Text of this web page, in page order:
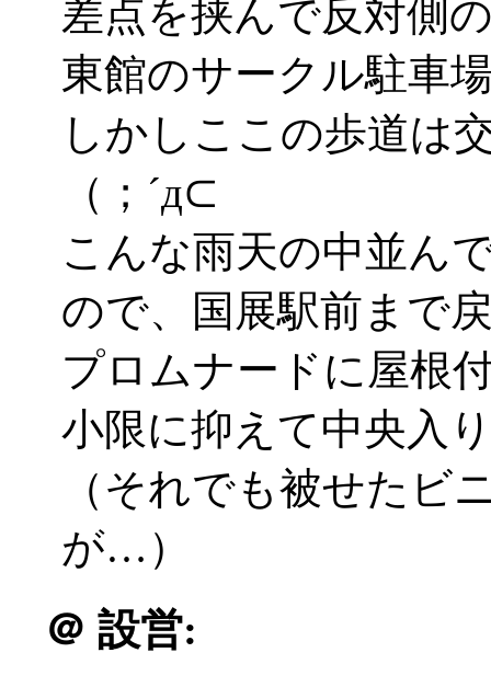
差点を挟んで反対側
東館のサークル駐車
しかしここの歩道は
（；´д⊂
こんな雨天の中並ん
ので、国展駅前まで
プロムナードに屋根
小限に抑えて中央入
（それでも被せたビ
が…）
＠ 設営: